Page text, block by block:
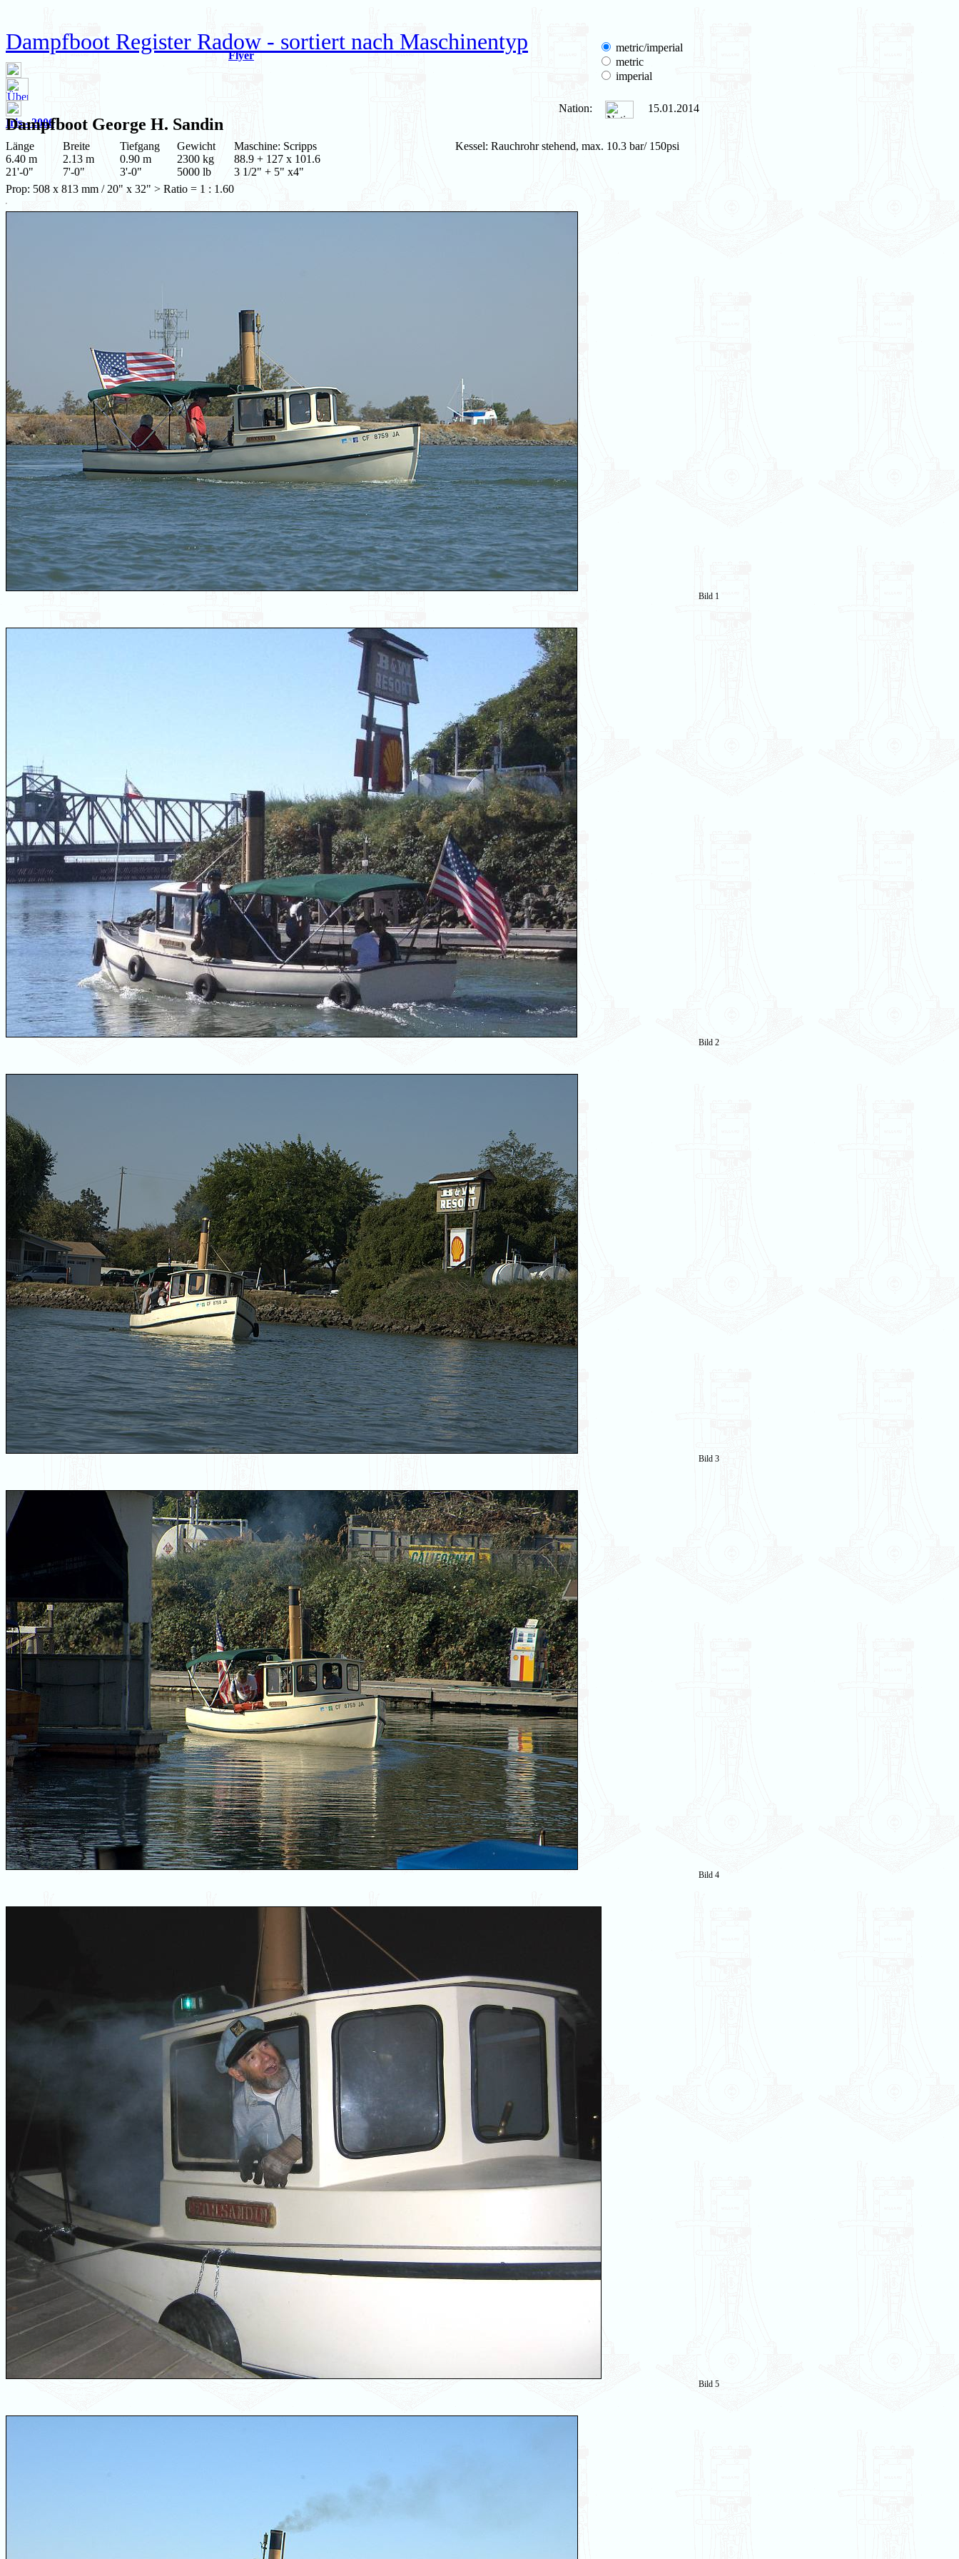
Dampfboot Register Radow - sortiert nach Maschinentyp
Flyer
Iris - 2006
metric/imperial
metric
imperial
Dampfboot George H. Sandin
Nation: 15.01.2014
Länge
6.40 m
21'-0"
Breite
2.13 m
7'-0"
Tiefgang
0.90 m
3'-0"
Gewicht
2300 kg
5000 lb
Maschine: Scripps
88.9 + 127 x 101.6
3 1/2" + 5" x4"
Kessel: Rauchrohr stehend, max. 10.3 bar/ 150psi
Prop: 508 x 813 mm / 20" x 32" > Ratio = 1 : 1.60
Bild 1
Bild 2
Bild 3
Bild 4
Bild 5